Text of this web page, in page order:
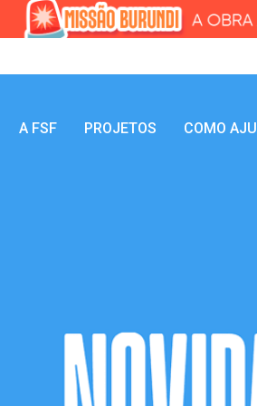
A FSF PROJETOS COMO